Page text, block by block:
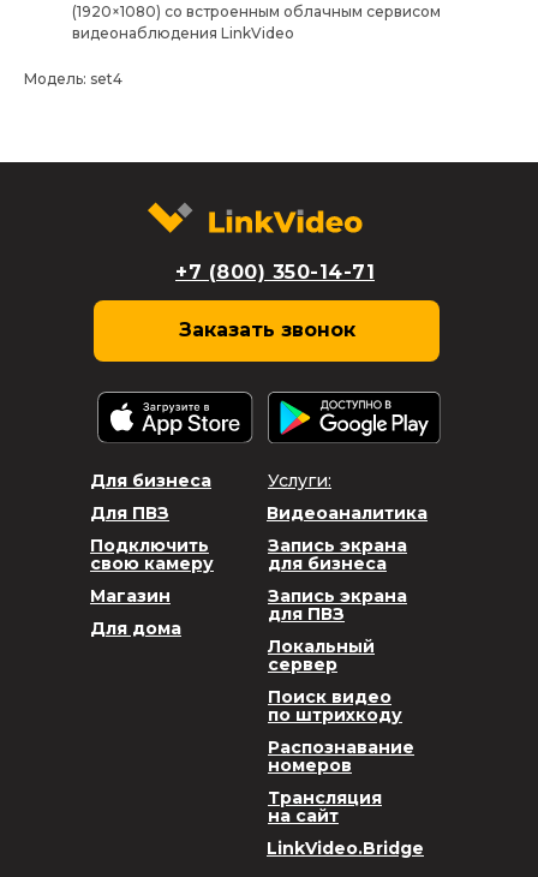
(1920×1080) со встроенным облачным сервисом
видеонаблюдения LinkVideo
Модель: set4
+7 (800) 350-14-71
Запись экрана
для ПВЗ
Запись экрана
для бизнеса
Локальный
сервер
Поиск видео
по штрихкоду
Распознавание
номеров
Трансляция
на сайт
LinkVideo.Bridge
Видеоаналитика
Услуги:
Заказать звонок
Для бизнеса
Магазин
Для ПВЗ
Подключить
свою камеру
Для дома